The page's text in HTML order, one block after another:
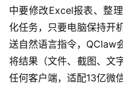
中要修改Excel报表、整
化任务，只要电脑保持开
送自然语言指令，QClaw
将结果（文件、截图、文
任何客户端，适配13亿微